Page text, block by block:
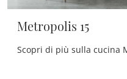
Metropolis 15